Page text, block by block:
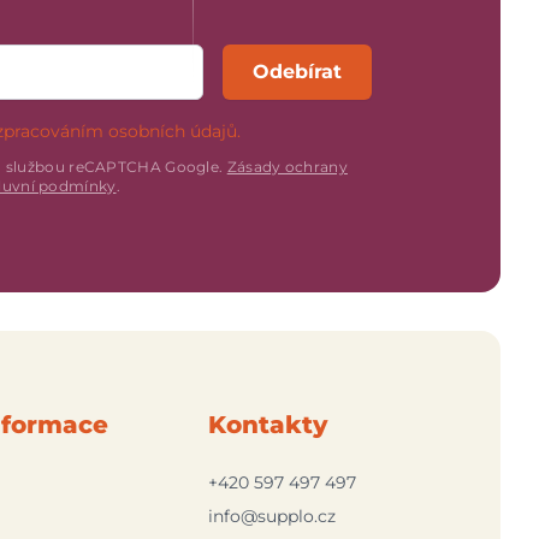
Odebírat
osobních údajů.
reCAPTCHA Google. Zásady ochrany
podmínky.
Kontakty
+420 597 497 497
info@supplo.cz